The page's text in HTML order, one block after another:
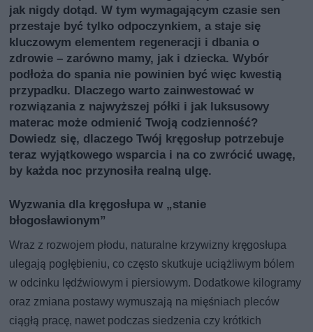
jak nigdy dotąd. W tym wymagającym czasie sen
przestaje być tylko odpoczynkiem, a staje się
kluczowym elementem regeneracji i dbania o
zdrowie – zarówno mamy, jak i dziecka. Wybór
podłoża do spania nie powinien być więc kwestią
przypadku. Dlaczego warto zainwestować w
rozwiązania z najwyższej półki i jak luksusowy
materac może odmienić Twoją codzienność?
Dowiedz się, dlaczego Twój kręgosłup potrzebuje
teraz wyjątkowego wsparcia i na co zwrócić uwagę,
by każda noc przynosiła realną ulgę.
Wyzwania dla kręgosłupa w „stanie
błogosławionym”
Wraz z rozwojem płodu, naturalne krzywizny kręgosłupa
ulegają pogłębieniu, co często skutkuje uciążliwym bólem
w odcinku lędźwiowym i piersiowym. Dodatkowe kilogramy
oraz zmiana postawy wymuszają na mięśniach pleców
ciągłą pracę, nawet podczas siedzenia czy krótkich